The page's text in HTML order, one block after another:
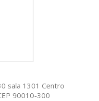
sala 1301 Centro
90010-300